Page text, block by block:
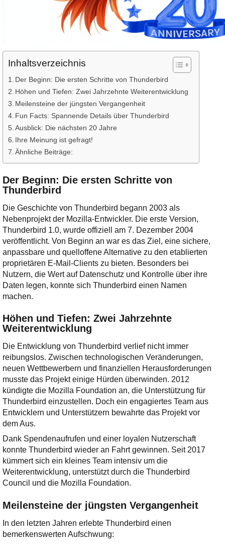
Inhaltsverzeichnis
Der Beginn: Die ersten Schritte von Thunderbird
Höhen und Tiefen: Zwei Jahrzehnte Weiterentwicklung
Meilensteine der jüngsten Vergangenheit
Fun Facts: Spannende Details über Thunderbird
Ausblick: Die nächsten 20 Jahre
Ihre Meinung ist gefragt!
Ähnliche Beiträge:
Der Beginn: Die ersten Schritte von
Thunderbird
Die Geschichte von Thunderbird begann 2003 als
Nebenprojekt der Mozilla-Entwickler. Die erste Version,
Thunderbird 1.0, wurde offiziell am 7. Dezember 2004
veröffentlicht. Von Beginn an war es das Ziel, eine sichere,
anpassbare und quelloffene Alternative zu den etablierten
proprietären E-Mail-Clients zu bieten. Besonders bei
Nutzern, die Wert auf Datenschutz und Kontrolle über ihre
Daten legen, konnte sich Thunderbird einen Namen
machen.
Höhen und Tiefen: Zwei Jahrzehnte
Weiterentwicklung
Die Entwicklung von Thunderbird verlief nicht immer
reibungslos. Zwischen technologischen Veränderungen,
neuen Wettbewerbern und finanziellen Herausforderungen
musste das Projekt einige Hürden überwinden. 2012
kündigte die Mozilla Foundation an, die Unterstützung für
Thunderbird einzustellen. Doch ein engagiertes Team aus
Entwicklern und Unterstützern bewahrte das Projekt vor
dem Aus.
Dank Spendenaufrufen und einer loyalen Nutzerschaft
konnte Thunderbird wieder an Fahrt gewinnen. Seit 2017
kümmert sich ein kleines Team intensiv um die
Weiterentwicklung, unterstützt durch die Thunderbird
Council und die Mozilla Foundation.
Meilensteine der jüngsten Vergangenheit
In den letzten Jahren erlebte Thunderbird einen
bemerkenswerten Aufschwung: